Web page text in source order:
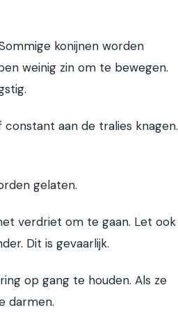
konijnen worden
weinig zin om te bewegen.
aan de tralies knagen.
gelaten.
verdriet om te gaan. Let ook
Dit is gevaarlijk.
op gang te houden. Als ze
darmen.